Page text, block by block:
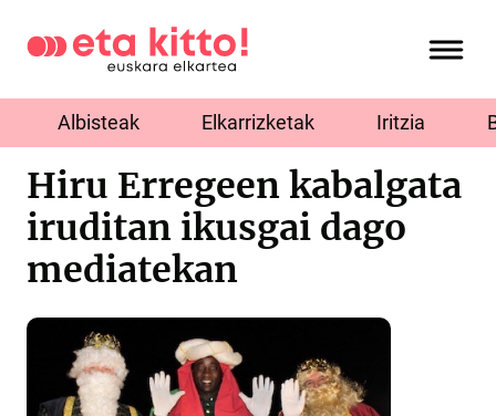
Albisteak Elkarrizketak Iritzia
Hiru Erregeen kabalgata
iruditan ikusgai dago
mediatekan